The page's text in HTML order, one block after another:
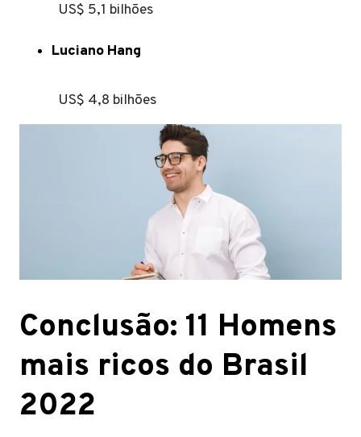
US$ 5,1 bilhões
Luciano Hang
US$ 4,8 bilhões
Conclusão: 11 Homens
mais ricos do Brasil
2022